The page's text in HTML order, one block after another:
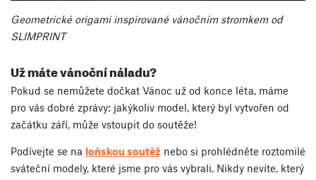
Geometrické origami inspirované vánočním stromkem od
SLIMPRINT
Už máte vánoční náladu?
Pokud se nemůžete dočkat Vánoc už od konce léta, máme
pro vás dobré zprávy: jakýkoliv model, který byl vytvořen od
začátku září, může vstoupit do soutěže!
Podívejte se na loňskou soutěž nebo si prohlédněte roztomilé
sváteční modely, které jsme pro vás vybrali. Nikdy nevíte, který